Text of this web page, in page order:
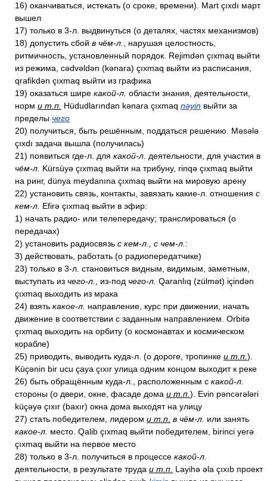
16) оканчиваться, истекать (о сроке, времени). Mart çıxdı март
вышел
17) только в 3-л. выдвинуться (о деталях, частях механизмов)
18) допустить сбой в чём-л.
, нарушая целостность,
ритмичность, установленный порядок. Rejimdən çıxmaq выйти
из режима, cədvəldən (kənara) çıxmaq выйти из расписания,
qrafikdən çıxmaq выйти из графика
19) оказаться шире какой-л. области знания, деятельности,
норм и т.п. Hüdudlarından kənara çıxmaq nəyin выйти за
пределы чего
20) получиться, быть решённым, поддаться решению. Məsələ
çıxdı задача вышла (получилась)
21) появиться где-л. для какой-л. деятельности, для участия в
чём-л. Kürsüyə çıxmaq выйти на трибуну, rinqə çıxmaq выйти
на ринг, dünya meydanına çıxmaq выйти на мировую арену
22) установить связь, контакты, завязать какие-л. отношения с
кем-л. Efirə çıxmaq выйти в эфир:
1) начать радио- или телепередачу; транслироваться (о
передачах)
2) установить радиосвязь с кем-л., с чем-л. :
3) действовать, работать (о радиопередатчике)
23) только в 3-л. становиться видным, видимым, заметным,
выступать из чего-л. , из-под чего-л. Qaranlıq (zülmət) içindən
çıxmaq выходить из мрака
24) взять какое-л. направление, курс при движении, начать
движение в соответствии с заданным направлением. Orbitə
çıxmaq выходить на орбиту (о космонавтах и космическом
корабле)
25) приводить, выводить куда-л. (о дороге, тропинке и т.п. ).
Küçənin bir ucu çaya çıxır улица одним концом выходит к реке
26) быть обращённым куда-л., расположенным с какой-л.
стороны (о двери, окне, фасаде дома и т.п. ). Evin pəncərələri
küçəyə çıxır (baxır) окна дома выходят на улицу
27) стать победителем, лидером и т.п. в чём-л. или занять
какое-л. место. Qalib çıxmaq выйти победителем, birinci yerə
çıxmaq выйти на первое место
28) только в 3-л. получиться в процессе какой-л.
деятельности, в результате труда и т.п. Layihə əla çıxıb проект